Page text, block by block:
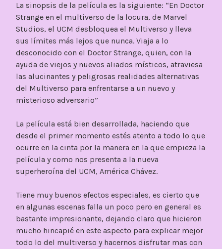
La sinopsis de la película es la siguiente: “En Doctor
Strange en el multiverso de la locura, de Marvel
Studios, el UCM desbloquea el Multiverso y lleva
sus límites más lejos que nunca. Viaja a lo
desconocido con el Doctor Strange, quien, con la
ayuda de viejos y nuevos aliados místicos, atraviesa
las alucinantes y peligrosas realidades alternativas
del Multiverso para enfrentarse a un nuevo y
misterioso adversario”
La película está bien desarrollada, haciendo que
desde el primer momento estés atento a todo lo que
ocurre en la cinta por la manera en la que empieza la
película y como nos presenta a la nueva
superheroína del UCM, América Chávez.
Tiene muy buenos efectos especiales, es cierto que
en algunas escenas falla un poco pero en general es
bastante impresionante, dejando claro que hicieron
mucho hincapié en este aspecto para explicar mejor
todo lo del multiverso y hacernos disfrutar mas con